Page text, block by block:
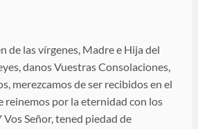
de las vírgenes, Madre e Hija del
danos Vuestras Consolaciones,
merezcamos de ser recibidos en el
reinemos por la eternidad con los
Vos Señor, tened piedad de